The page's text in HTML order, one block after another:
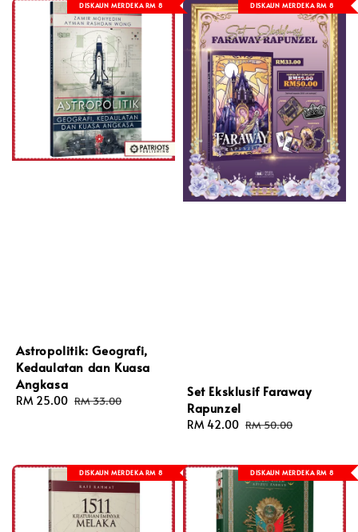
DISKAUN MERDEKA RM 8
Astropolitik: Geografi,
Kedaulatan dan Kuasa
Angkasa
Sale
RM 25.00 Regular
RM 33.00
DISKAUN MERDEKA RM 8
Set Eksklusif Faraway
Rapunzel
Sale
RM 42.00 Regular
RM 50.00
DISKAUN MERDEKA RM 8 DISKAUN MERDEKA RM 8